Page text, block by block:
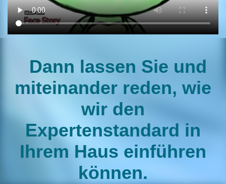
Dann lassen Sie und
miteinander reden, wie
wir den
Expertenstandard in
Ihrem Haus einführen
können.